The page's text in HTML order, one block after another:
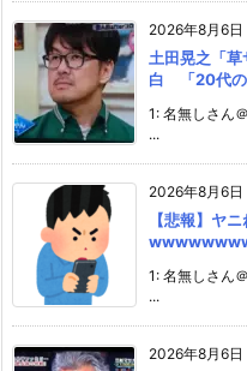
2026年8月6日
土田晃之「
白 「20代の
1: 名無しさん
...
2026年8月6日
【悲報】ヤ
1: 名無しさん
...
2026年8月6日